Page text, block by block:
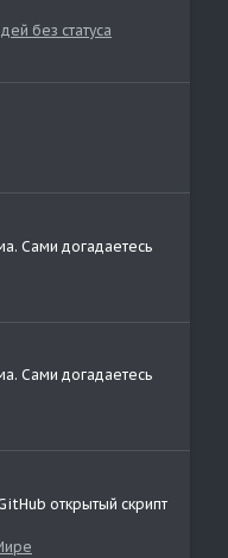
без статуса
Сами догадаетесь
Сами догадаетесь
открытый скрипт